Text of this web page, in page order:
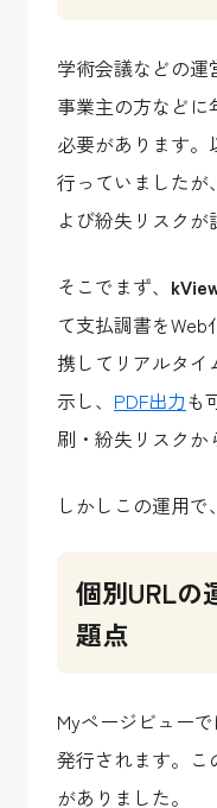
学術会議などの運
事業主の方などに
必要があります。
行っていましたが
よび紛失リスクが
そこでまず、
て支払調書を
携してリアルタ
示し、 PDF出力も
刷・紛失リスクか
しかしこの運用で
個別URLの
題点
Myページビュー
発行されます。こ
がありました。